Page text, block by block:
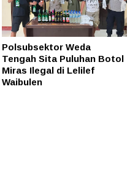
Polsubsektor Weda
Tengah Sita Puluhan Botol
Miras Ilegal di Lelilef
Waibulen